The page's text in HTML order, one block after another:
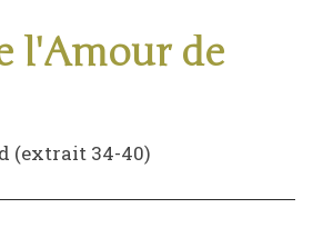
l'Amour de
(extrait 34-40)